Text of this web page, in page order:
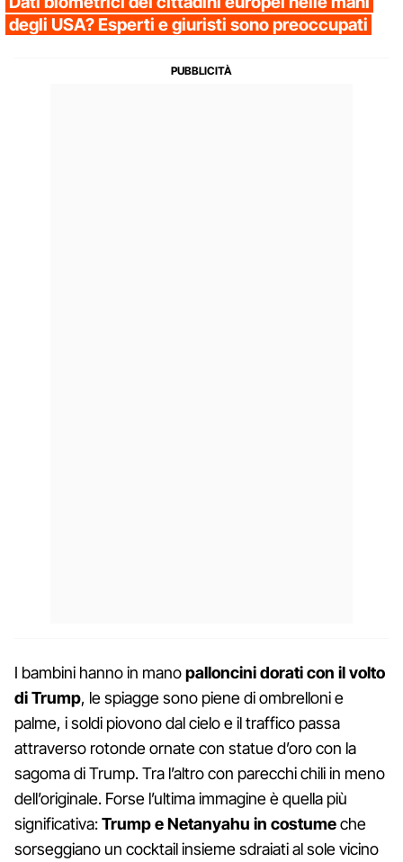
degli USA? Esperti e giuristi sono preoccupati
I bambini hanno in manopalloncini dorati con il volto
di Trump, le spiagge sono piene di ombrelloni e
palme, i soldi piovono dal cielo e il traffico passa
attraverso rotonde ornate con statue d’oro con la
sagoma di Trump. Tra l’altro con parecchi chili in meno
dell’originale. Forse l’ultima immagine è quella più
significativa:Trump e Netanyahu in costumeche
sorseggiano un cocktail insieme sdraiati al sole vicino